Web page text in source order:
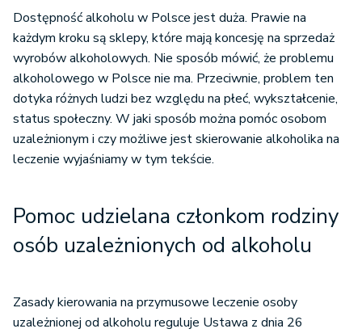
Rozprawa w sprawie orzeczenia o leczeniu odwykowym
osoby uzależnionej od alkoholu
Postępowanie po uprawomocnieniu się postanowienia o
zastosowaniu obowiązku leczenia odwykowego
Obowiązek poddania się leczeniu odwykowemu –
ograniczenia czasowe, możliwość jego zmiany lub uchylenia
Skierowanie alkoholika na leczenie przymusowe -
podsumowanie
Dostępność alkoholu w Polsce jest duża. Prawie na
każdym kroku są sklepy, które mają koncesję na sprzedaż
wyrobów alkoholowych. Nie sposób mówić, że problemu
alkoholowego w Polsce nie ma. Przeciwnie, problem ten
dotyka różnych ludzi bez względu na płeć, wykształcenie,
status społeczny. W jaki sposób można pomóc osobom
uzależnionym i czy możliwe jest skierowanie alkoholika na
leczenie wyjaśniamy w tym tekście.
Pomoc udzielana członkom rodziny
osób uzależnionych od alkoholu
Zasady kierowania na przymusowe leczenie osoby
uzależnionej od alkoholu reguluje Ustawa z dnia 26